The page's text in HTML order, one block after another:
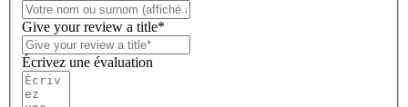
Give your review a title*
Écrivez une évaluation